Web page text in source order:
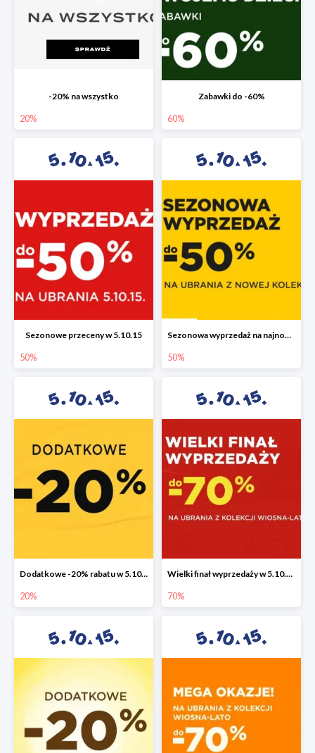
-20% na wszystko
20%
Zabawki do -60%
60%
Sezonowe przeceny w 5.10.15
50%
Sezonowa wyprzedaż na najnowszą kolekcję do -50%
50%
Dodatkowe -20% rabatu w 5.10.15
20%
Wielki finał wyprzedaży w 5.10.15 do -70%
70%